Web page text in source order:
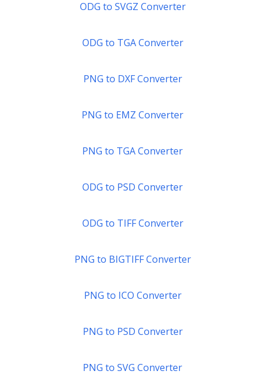
ODG to SVGZ Converter
ODG to TGA Converter
PNG to DXF Converter
PNG to EMZ Converter
PNG to TGA Converter
ODG to PSD Converter
ODG to TIFF Converter
PNG to BIGTIFF Converter
PNG to ICO Converter
PNG to PSD Converter
PNG to SVG Converter